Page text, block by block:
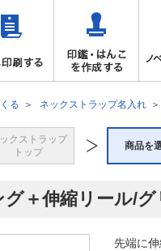
る ネックストラップ名入れ
クストラップ
トップ
商品を
＋伸縮リール/
先端に